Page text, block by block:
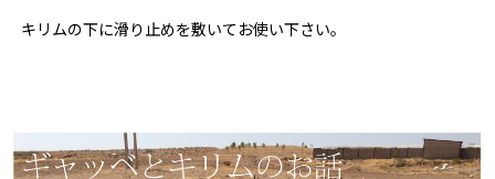
キリムの下に滑り止めを敷いてお使い下さい。